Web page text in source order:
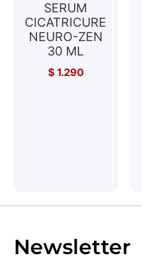
SERUM
CICATRICURE
NEURO-ZEN
30 ML
$1.290
Newsletter